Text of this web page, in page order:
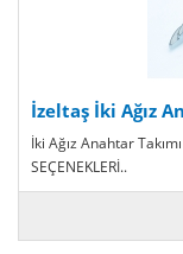
İzeltaş İki Ağız
İki Ağız Anahtar
SEÇENEKLERİ..